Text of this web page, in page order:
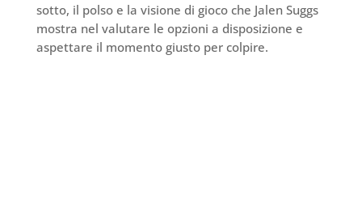
sotto, il polso e la visione di gioco che Jalen Suggs
mostra nel valutare le opzioni a disposizione e
aspettare il momento giusto per colpire.